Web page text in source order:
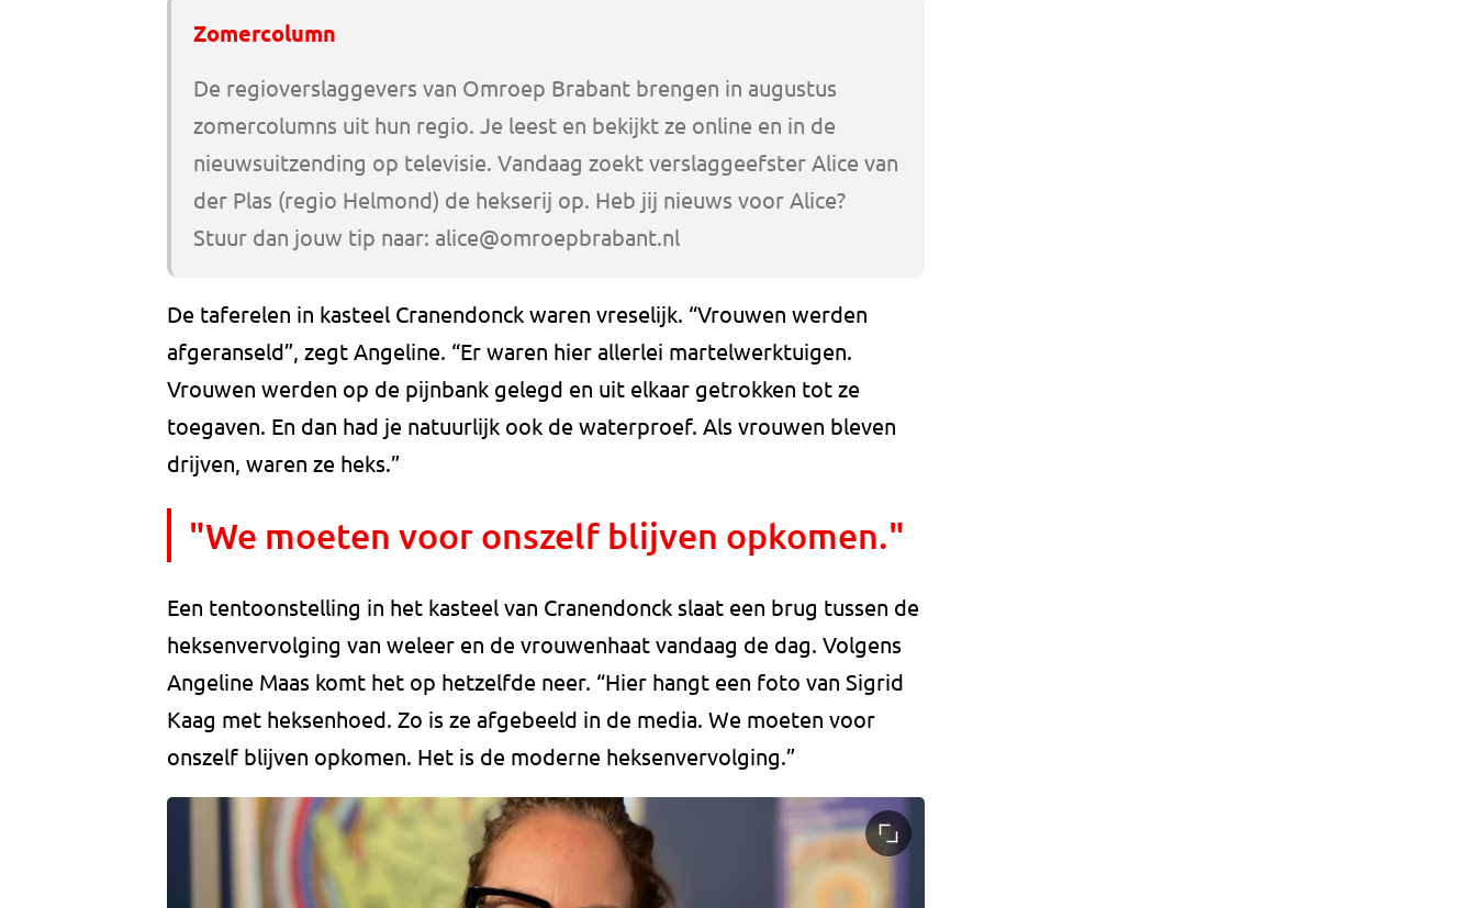
Zomercolumn
De regioverslaggevers van Omroep Brabant brengen in augustus
zomercolumns uit hun regio. Je leest en bekijkt ze online en in de
nieuwsuitzending op televisie. Vandaag zoekt verslaggeefster Alice van
der Plas (regio Helmond) de hekserij op. Heb jij nieuws voor Alice?
Stuur dan jouw tip naar: alice@omroepbrabant.nl
De taferelen in kasteel Cranendonck waren vreselijk. “Vrouwen werden
afgeranseld”, zegt Angeline. “Er waren hier allerlei martelwerktuigen.
Vrouwen werden op de pijnbank gelegd en uit elkaar getrokken tot ze
toegaven. En dan had je natuurlijk ook de waterproef. Als vrouwen bleven
drijven, waren ze heks.”
"We moeten voor onszelf blijven opkomen."
Een tentoonstelling in het kasteel van Cranendonck slaat een brug tussen de
heksenvervolging van weleer en de vrouwenhaat vandaag de dag. Volgens
Angeline Maas komt het op hetzelfde neer. “Hier hangt een foto van Sigrid
Kaag met heksenhoed. Zo is ze afgebeeld in de media. We moeten voor
onszelf blijven opkomen. Het is de moderne heksenvervolging.”